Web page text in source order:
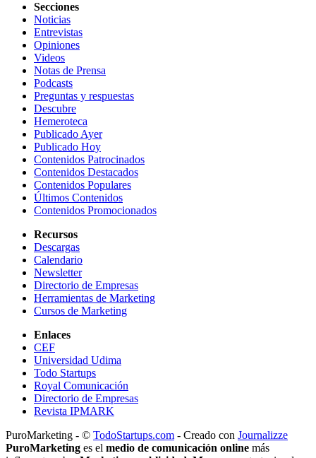
Secciones
Noticias
Entrevistas
Opiniones
Videos
Notas de Prensa
Podcasts
Preguntas y respuestas
Descubre
Hemeroteca
Publicado Ayer
Publicado Hoy
Contenidos Patrocinados
Contenidos Destacados
Contenidos Populares
Últimos Contenidos
Contenidos Promocionados
Recursos
Descargas
Calendario
Newsletter
Directorio de Empresas
Herramientas de Marketing
Cursos de Marketing
Enlaces
CEF
Universidad Udima
Todo Startups
Royal Comunicación
Directorio de Empresas
Revista IPMARK
PuroMarketing - © TodoStartups.com - Creado con Journalizze
PuroMarketing es el medio de comunicación online más